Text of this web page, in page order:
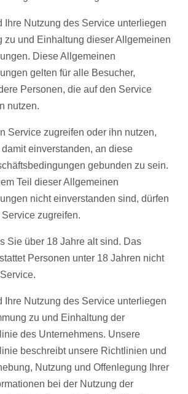
Ihre Nutzung des Service unterliegen
zu und Einhaltung dieser Allgemeinen
Diese Allgemeinen
gelten für alle Besucher,
Personen, die auf den Service
nutzen.
Service zugreifen oder ihn nutzen,
einverstanden, an diese
gebunden zu sein.
Teil dieser Allgemeinen
nicht einverstanden sind, dürfen
zugreifen.
Sie über 18 Jahre alt sind. Das
Personen unter 18 Jahren nicht
Ihre Nutzung des Service unterliegen
zu und Einhaltung der
des Unternehmens. Unsere
beschreibt unsere Richtlinien und
Nutzung und Offenlegung Ihrer
bei der Nutzung der